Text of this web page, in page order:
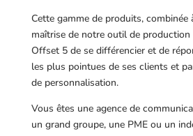
Cette gamme de produits, combinée
maîtrise de notre outil de production
Offset 5 de se différencier et de
les plus pointues de ses clients et
de personnalisation.
Vous êtes une agence de
un grand groupe, une PME ou un